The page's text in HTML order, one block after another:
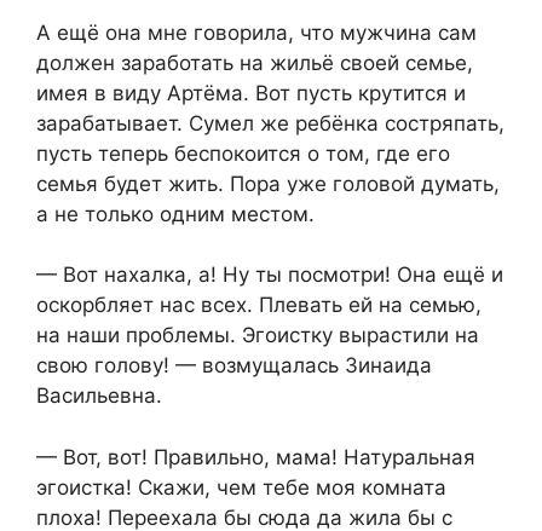
А ещё она мне говорила, что мужчина сам
должен заработать на жильё своей семье,
имея в виду Артёма. Вот пусть крутится и
зарабатывает. Сумел же ребёнка состряпать,
пусть теперь беспокоится о том, где его
семья будет жить. Пора уже головой думать,
а не только одним местом.
— Вот нахалка, а! Ну ты посмотри! Она ещё и
оскорбляет нас всех. Плевать ей на семью,
на наши проблемы. Эгоистку вырастили на
свою голову! — возмущалась Зинаида
Васильевна.
— Вот, вот! Правильно, мама! Натуральная
эгоистка! Скажи, чем тебе моя комната
плоха! Переехала бы сюда да жила бы с